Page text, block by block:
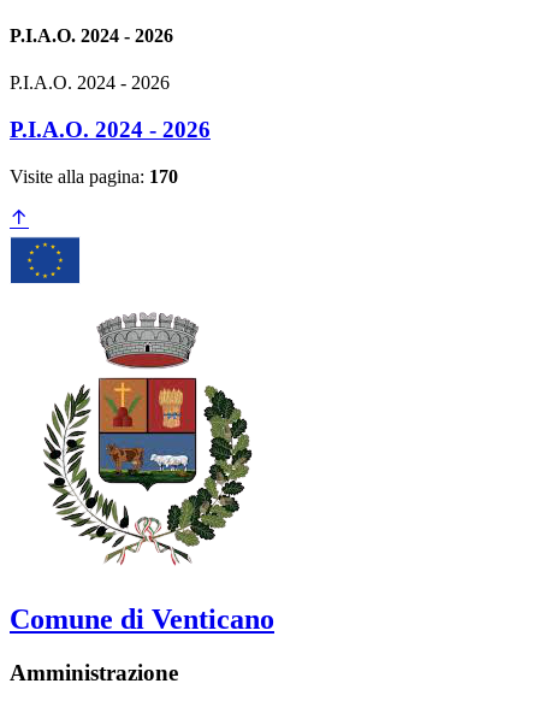
P.I.A.O. 2024 - 2026
P.I.A.O. 2024 - 2026
P.I.A.O. 2024 - 2026
Visite alla pagina: 170
Comune di Venticano
Amministrazione